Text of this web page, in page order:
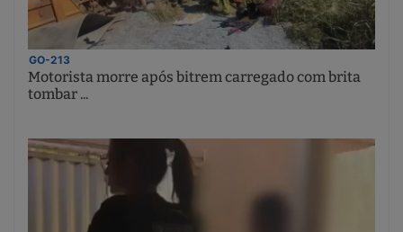
GO-213
Motorista morre após bitrem carregado com brita
tombar ...